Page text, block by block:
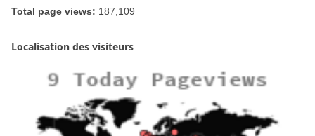
Total page views: 187,109
Localisation des visiteurs